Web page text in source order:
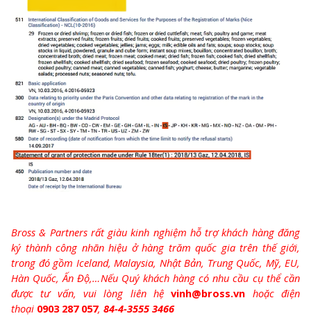
Bross & Partners rất giàu kinh nghiệm hỗ trợ khách hàng đăng
ký thành công nhãn hiệu ở hàng trăm quốc gia trên thế giới,
trong đó gồm Iceland, Malaysia, Nhật Bản, Trung Quốc, Mỹ, EU,
Hàn Quốc, Ấn Độ,…Nếu Quý khách hàng có nhu cầu cụ thể cần
được tư vấn, vui lòng liên hệvinh@bross.vn hoặc điện
thoại 0903 287 057, 84-4-3555 3466